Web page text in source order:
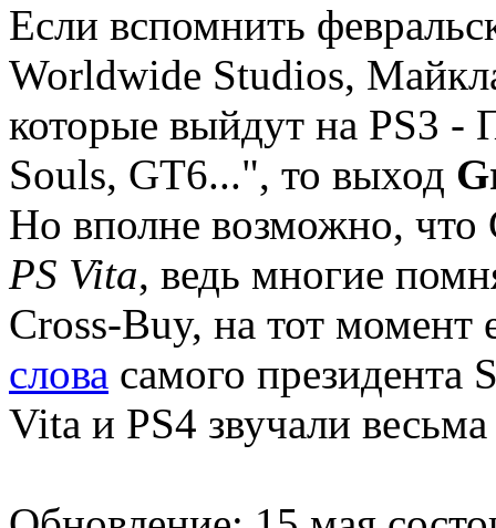
Если вспомнить
Worldwide Studios,
которые выйдут на PS3 -
Souls, GT6...", то выход
Но вполне возможно, что
PS Vita, ведь многие
Cross-Buy, на тот
слова самого президента
Vita и PS4 звучали